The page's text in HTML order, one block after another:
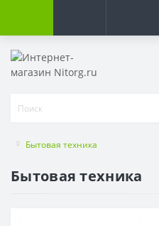
Бытовая техника
Бытовая техника